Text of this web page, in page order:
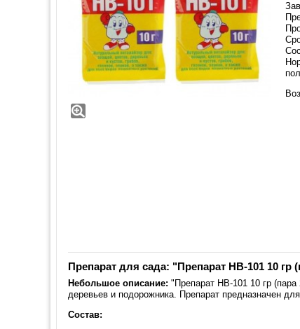
Препарат для сада: "Препарат HB-101 10 гр
Небольшое описание: "Препарат HB-101 10 гр
деревьев и подорожника. Препарат предназначен
Состав: